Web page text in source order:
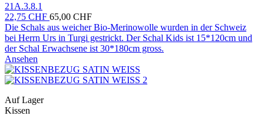
21A.3.8.1
22,75 CHF 65,00 CHF
Die Schals aus weicher Bio-Merinowolle wurden in der Schweiz
bei Herrn Urs in Turgi gestrickt. Der Schal Kids ist 15*120cm und
der Schal Erwachsene ist 30*180cm gross.
Ansehen
Auf Lager
Kissen